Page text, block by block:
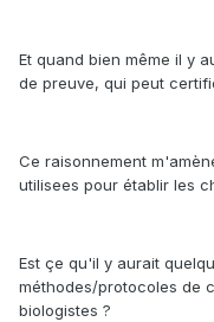
Et quand bien même il y
de preuve, qui peut
Ce raisonnement
utilisees pour établir les
Est çe qu'il y aurait
méthodes/protocoles de
biologistes ?